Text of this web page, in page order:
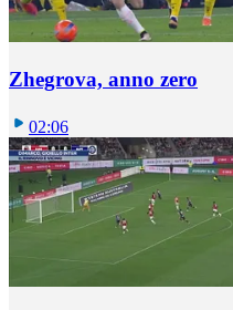
Zhegrova, anno zero
02:06